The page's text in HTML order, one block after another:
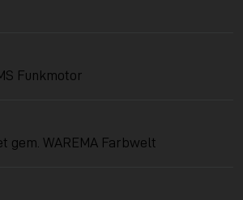
Funkmotor
gem. WAREMA Farbwelt